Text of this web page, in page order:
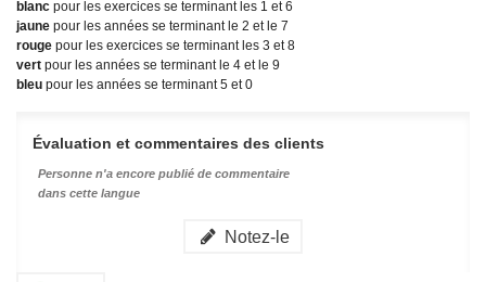
blanc pour les exercices se terminant les 1 et 6
jaune pour les années se terminant le 2 et le 7
rouge pour les exercices se terminant les 3 et 8
vert pour les années se terminant le 4 et le 9
bleu pour les années se terminant 5 et 0
Évaluation et commentaires des clients
Personne n'a encore publié de commentaire
dans cette langue
Notez-le